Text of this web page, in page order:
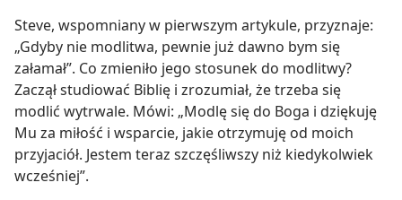
Steve, wspomniany w pierwszym artykule, przyznaje:
„Gdyby nie modlitwa, pewnie już dawno bym się
załamał”. Co zmieniło jego stosunek do modlitwy?
Zaczął studiować Biblię i zrozumiał, że trzeba się
modlić wytrwale. Mówi: „Modlę się do Boga i dziękuję
Mu za miłość i wsparcie, jakie otrzymuję od moich
przyjaciół. Jestem teraz szczęśliwszy niż kiedykolwiek
wcześniej”.